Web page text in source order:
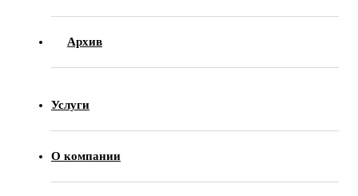
Архив
Услуги
О компании